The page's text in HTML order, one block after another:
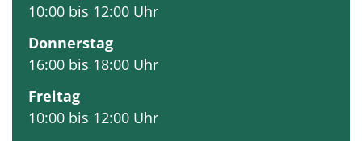
10:00 bis 12:00 Uhr
Donnerstag
16:00 bis 18:00 Uhr
Freitag
10:00 bis 12:00 Uhr